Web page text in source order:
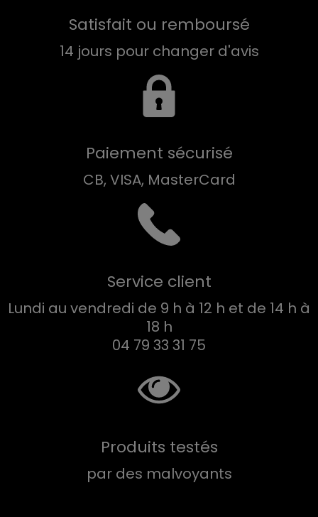
Satisfait ou remboursé
14 jours pour changer d'avis
Paiement sécurisé
CB, VISA, MasterCard
Service client
Lundi au vendredi de 9 h à 12 h et de 14 h à
18 h
04 79 33 31 75
Produits testés
par des malvoyants